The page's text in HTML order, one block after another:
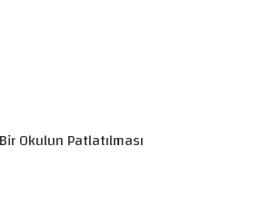
Okulun Patlatılması